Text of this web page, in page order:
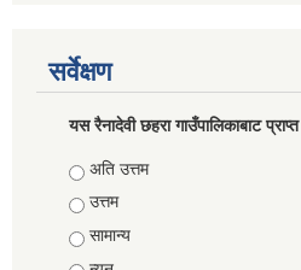
सर्वेक्षण
यस रैनादेवी छहरा गाउँपालिकाबाट
Choices
अति उत्तम
उत्तम
सामान्य